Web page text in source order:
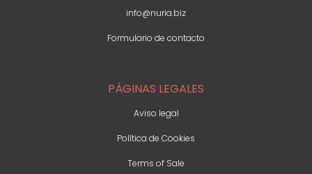
info@nuria.biz
Formulario de contacto
PÁGINAS LEGALES
Aviso legal
Política de Cookies
Terms of Sale